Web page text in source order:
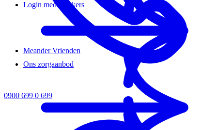
Ons zorgaanbod
Login medewerkers
Meander Vrienden
0900 699 0 699